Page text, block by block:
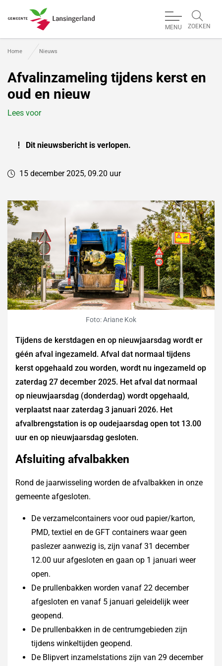
MENU ZOEKEN
Home Nieuws
Afvalinzameling tijdens kerst en
oud en nieuw
Lees voor
Dit nieuwsbericht is verlopen.
15 december 2025, 09.20 uur
Foto: Ariane Kok
Tijdens de kerstdagen en op nieuwjaarsdag wordt er
géén afval ingezameld. Afval dat normaal tijdens
kerst opgehaald zou worden, wordt nu ingezameld op
zaterdag 27 december 2025. Het afval dat normaal
op nieuwjaarsdag (donderdag) wordt opgehaald,
verplaatst naar zaterdag 3 januari 2026. Het
afvalbrengstation is op oudejaarsdag open tot 13.00
uur en op nieuwjaarsdag gesloten.
Afsluiting afvalbakken
Rond de jaarwisseling worden de afvalbakken in onze
gemeente afgesloten.
De verzamelcontainers voor oud papier/karton,
PMD, textiel en de GFT containers waar geen
paslezer aanwezig is, zijn vanaf 31 december
12.00 uur afgesloten en gaan op 1 januari weer
open.
De prullenbakken worden vanaf 22 december
afgesloten en vanaf 5 januari geleidelijk weer
geopend.
De prullenbakken in de centrumgebieden zijn
tijdens winkeltijden geopend.
De Blipvert inzamelstations zijn van 29 december